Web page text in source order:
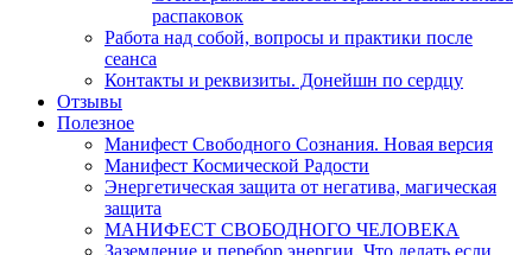
распаковок
Работа над собой, вопросы и практики после
сеанса
Контакты и реквизиты. Донейшн по сердцу
Отзывы
Полезное
Манифест Свободного Сознания. Новая версия
Манифест Космической Радости
Энергетическая защита от негатива, магическая
защита
МАНИФЕСТ СВОБОДНОГО ЧЕЛОВЕКА
Заземление и перебор энергии. Что делать если